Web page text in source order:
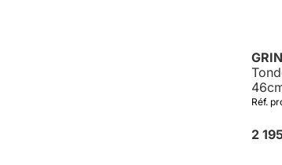
GRIN
Réf.
2